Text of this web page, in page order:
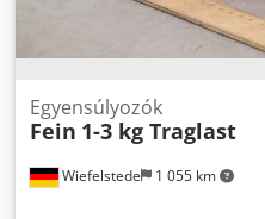
Wiefelstede 1 055 km
Egyensúlyozók
Fein 1-3 kg Traglast